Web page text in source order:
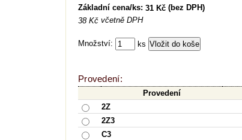
Základní cena/ks: 31 Kč (bez DPH)
38 Kč včetně DPH
Množství: ks
Provedení:
Provedení
2Z
2Z3
C3